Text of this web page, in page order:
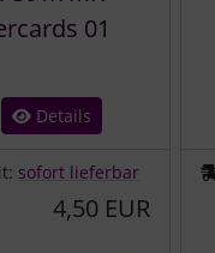
01
Details
sofort lieferbar
4,50 EUR